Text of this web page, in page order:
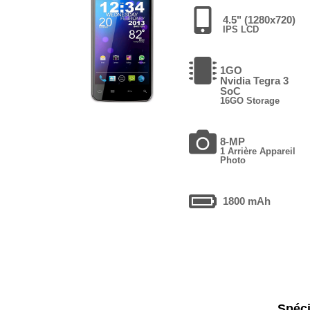
4.5" (1280x720)
IPS LCD
1GO
Nvidia Tegra 3
SoC
16GO Storage
8-MP
1 Arrière Appareil
Photo
1800 mAh